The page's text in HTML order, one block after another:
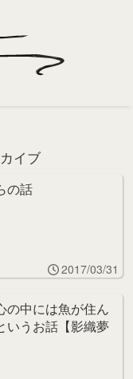
イブ
の話
2017/03/31
の中には魚が住ん
いうお話【影織夢